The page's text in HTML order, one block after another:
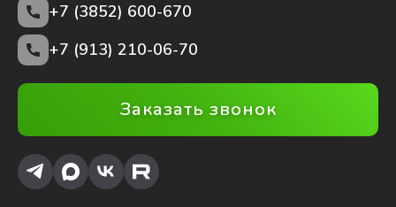
+7 (3852) 600-670
+7 (913) 210-06-70
Заказать звонок